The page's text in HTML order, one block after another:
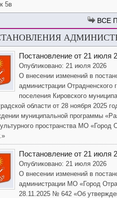
5в
Постановление от 21 июля
Опубликовано: 21 июля 2026
О внесении изменений в
администрации Отрадненского
поселения Кировского
области от 28 ноября 2025
муниципальной программы
пространства МО «Город
Постановление от 21 июля
Опубликовано: 21 июля 2026
О внесении изменений в
администрации МО «Город
28.11.2025 № 642 «Об